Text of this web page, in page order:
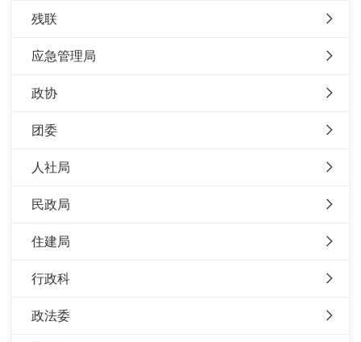
残联
应急管理局
政协
团委
人社局
民政局
住建局
行政科
政法委